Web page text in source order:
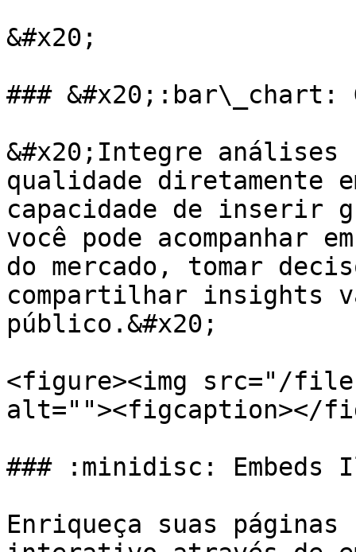
&#x20;
### &#x20;:bar\_chart:
&#x20;Integre
qualidade diretamente
capacidade de inserir
você pode acompanhar
do mercado, tomar
compartilhar insights
público.&#x20;
<figure><img src="/
alt=""><figcaption></
### :minidisc: Embeds
Enriqueça suas páginas